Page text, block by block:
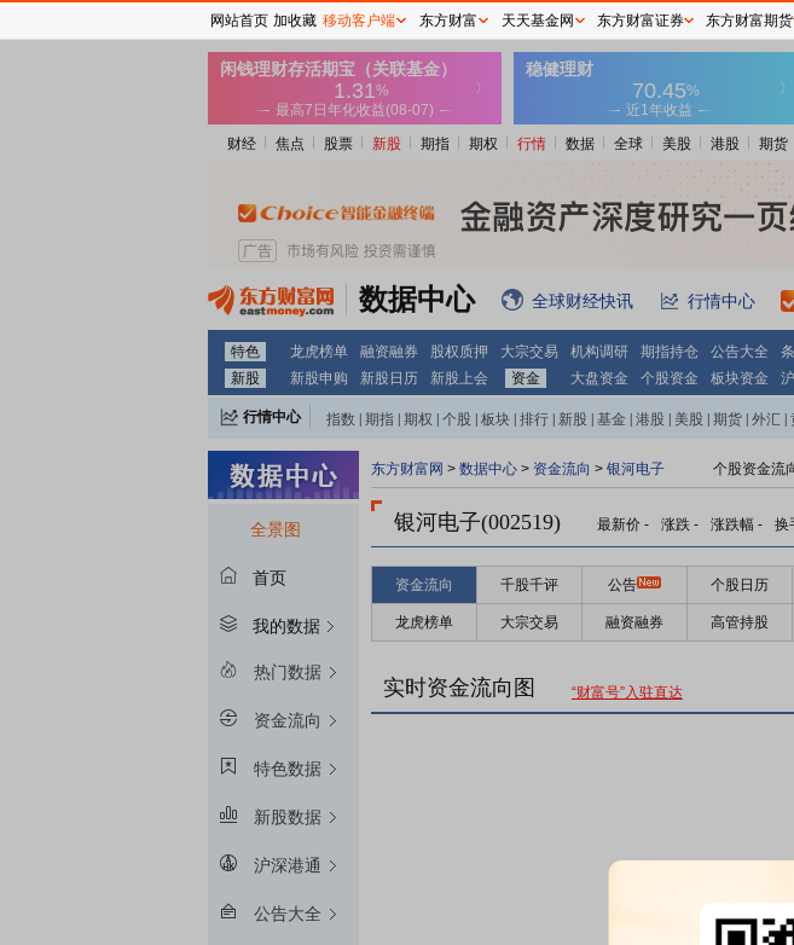
财经 焦点 股票 新股 期指 期权 行情 数据 全球 美股 港股 期货
数据中心 全球财经快讯 行情中心
特色 龙虎榜单 融资融券 股权质押 大宗交易 机构调研 期指持仓 公告大全
新股
新股申购 新股日历 新股上会 资金 大盘资金 个股资金 板块资金
行情中心 指数 期指 期权 个股 板块 排行 新股 基金 港股 美股 期货 外汇
全景图
首页
我的数据
热门数据
资金流向
特色数据
新股数据
沪深港通
公告大全
东方财富网 > 数据中心 > 资金流向 > 银河电子 个股资金流
银河电子(002519) 最新价 - 涨跌 - 涨跌幅 - 换
资金流向 千股千评 公告 个股日历
龙虎榜单 大宗交易 融资融券 高管持股
实时资金流向图 “财富号”入驻直达
网站首页 加收藏 移动客户端 东方财富 天天基金网 东方财富证券 东方财富期货